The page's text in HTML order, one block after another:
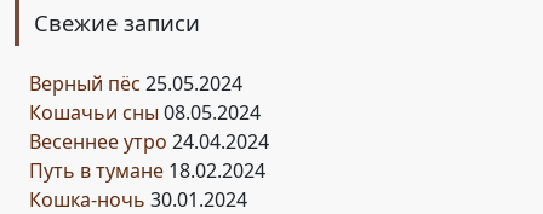
Свежие записи
Верный пёс 25.05.2024
Кошачьи сны 08.05.2024
Весеннее утро 24.04.2024
Путь в тумане 18.02.2024
Кошка-ночь 30.01.2024